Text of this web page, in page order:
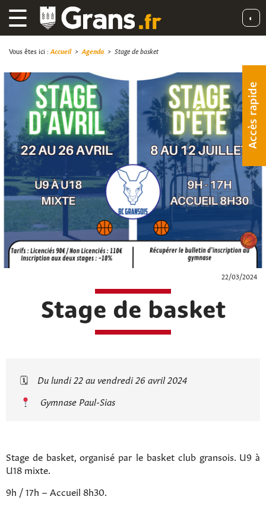
☰ ◐
Accès rapide
Vous êtes ici : Accueil> Agenda > Stage de basket
22/03/2024
Stage de basket
🗓
Du lundi 22 au vendredi 26 avril 2024
Gymnase Paul-Sias
Stage de basket, organisé par le basket club gransois. U9 à
U18 mixte.
9h / 17h – Accueil 8h30.